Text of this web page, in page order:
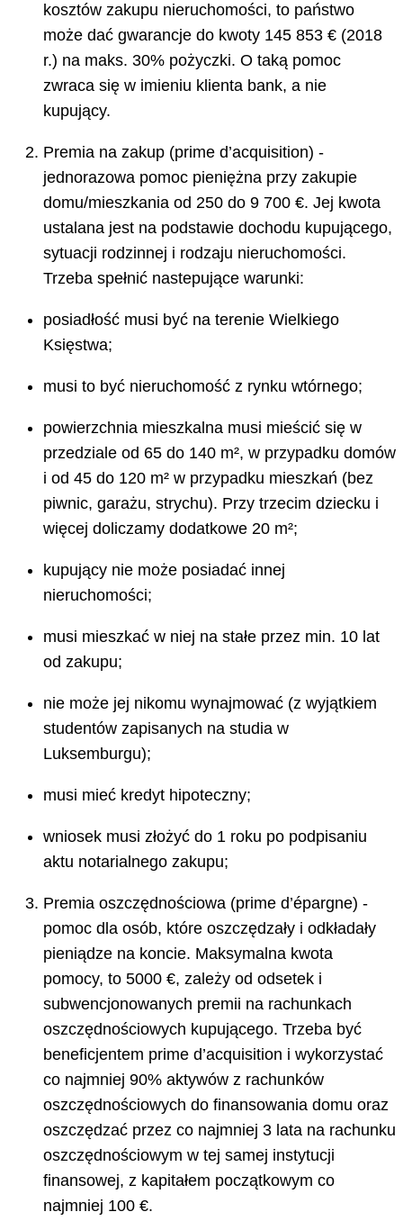
kosztów zakupu nieruchomości, to państwo
może dać gwarancje do kwoty 145 853 € (2018
r.) na maks. 30% pożyczki. O taką pomoc
zwraca się w imieniu klienta bank, a nie
kupujący.
Premia na zakup (prime d’acquisition) -
jednorazowa pomoc pieniężna przy zakupie
domu/mieszkania od 250 do 9 700 €. Jej kwota
ustalana jest na podstawie dochodu kupującego,
sytuacji rodzinnej i rodzaju nieruchomości.
Trzeba spełnić nastepujące warunki:
posiadłość musi być na terenie Wielkiego
Księstwa;
musi to być nieruchomość z rynku wtórnego;
powierzchnia mieszkalna musi mieścić się w
przedziale od 65 do 140 m², w przypadku domów
i od 45 do 120 m² w przypadku mieszkań (bez
piwnic, garażu, strychu). Przy trzecim dziecku i
więcej doliczamy dodatkowe 20 m²;
kupujący nie może posiadać innej
nieruchomości;
musi mieszkać w niej na stałe przez min. 10 lat
od zakupu;
nie może jej nikomu wynajmować (z wyjątkiem
studentów zapisanych na studia w
Luksemburgu);
musi mieć kredyt hipoteczny;
wniosek musi złożyć do 1 roku po podpisaniu
aktu notarialnego zakupu;
Premia oszczędnościowa (prime d’épargne) -
pomoc dla osób, które oszczędzały i odkładały
pieniądze na koncie. Maksymalna kwota
pomocy, to 5000 €, zależy od odsetek i
subwencjonowanych premii na rachunkach
oszczędnościowych kupującego. Trzeba być
beneficjentem prime d’acquisition i wykorzystać
co najmniej 90% aktywów z rachunków
oszczędnościowych do finansowania domu oraz
oszczędzać przez co najmniej 3 lata na rachunku
oszczędnościowym w tej samej instytucji
finansowej, z kapitałem początkowym co
najmniej 100 €.